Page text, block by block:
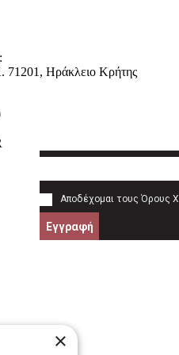
71201, Ηράκλειο Κρήτης
Αποδέχομαι τους Όρους
Εγγραφή
×